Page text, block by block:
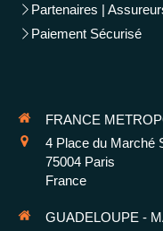
Partenaires |
Paiement Sécurisé
FRANCE
4 Place du Marché
75004 Paris
France
GUADELOUPE -